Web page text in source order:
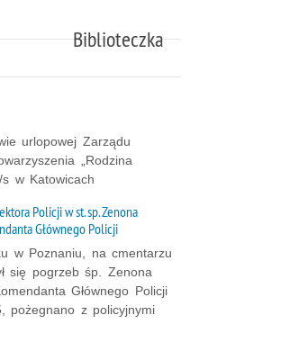
Biblioteczka
urlopowej Zarządu
„Rodzina
w Katowicach
Policji w st. sp. Zenona
Głównego Policji
w Poznaniu, na cmentarzu
się pogrzeb śp. Zenona
Głównego Policji
pożegnano z policyjnymi